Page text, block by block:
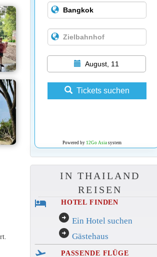
August, 11
Tickets suchen
Powered by 12Go Asiasystem
IN THAILAND
REISEN
hotel HOTEL FINDEN
arrow_circle_right Ein Hotel suchen
arrow_circle_right Gästehaus
flight_takeoff
PASSENDE FLÜGE